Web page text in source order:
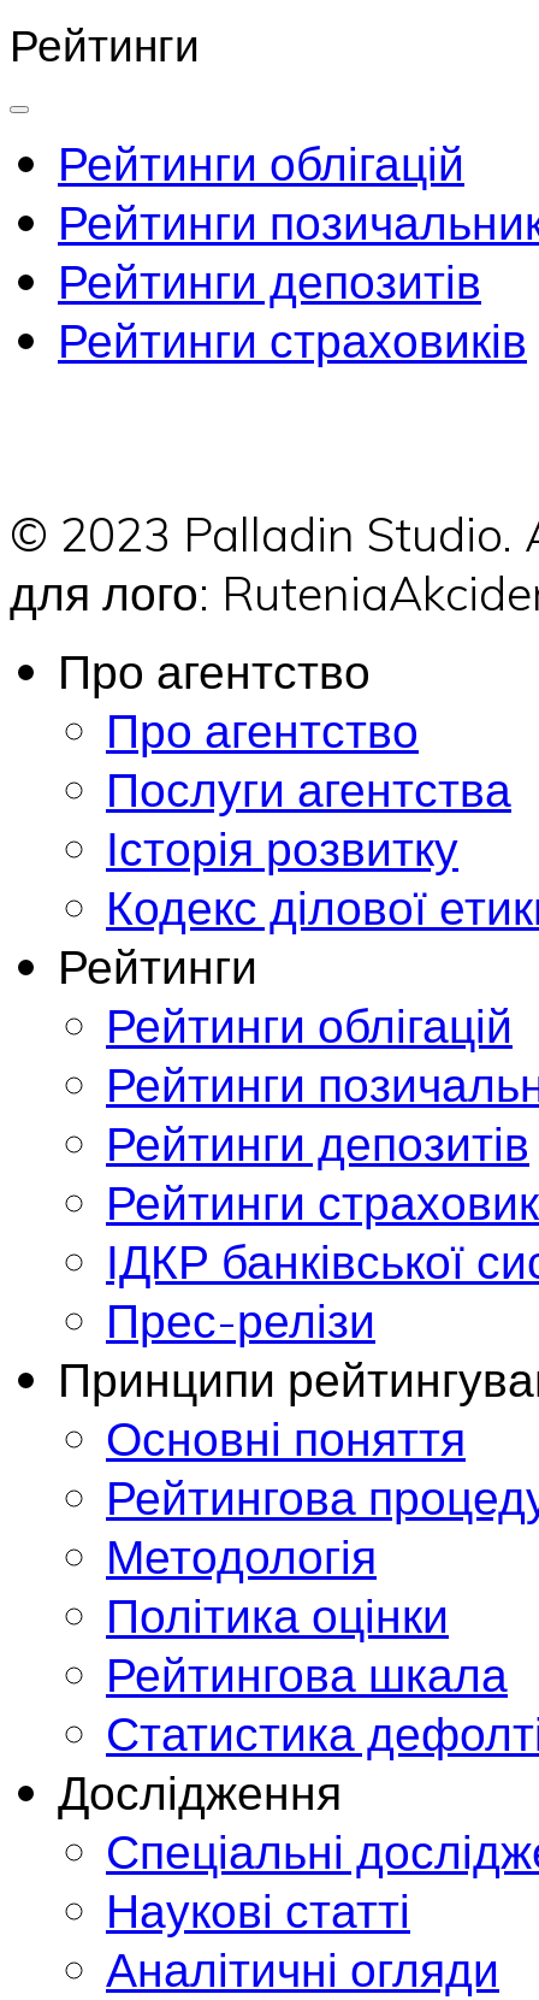
Рейтинги
Рейтинги облігацій
Рейтинги
Рейтинги депозитів
Рейтинги страховиків
© 2023 Palladin
для лого:
Про агентство
Про агентство
Послуги агентства
Історія розвитку
Кодекс ділової
Рейтинги
Рейтинги облігацій
Рейтинги
Рейтинги депозитів
Рейтинги
ІДКР банківської
Прес-релізи
Принципи
Основні поняття
Рейтингова
Методологія
Політика оцінки
Рейтингова шкала
Статистика
Дослідження
Спеціальні
Наукові статті
Аналітичні огляди